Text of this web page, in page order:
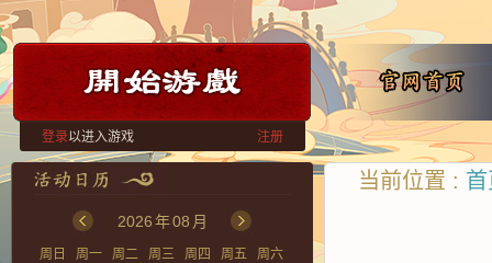
登录以进入游戏 注册
2026年08 月
周日 周一 周二 周三 周四 周五
周六
当前位置 :